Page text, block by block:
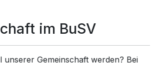
im BuSV
unserer Gemeinschaft werden? Bei